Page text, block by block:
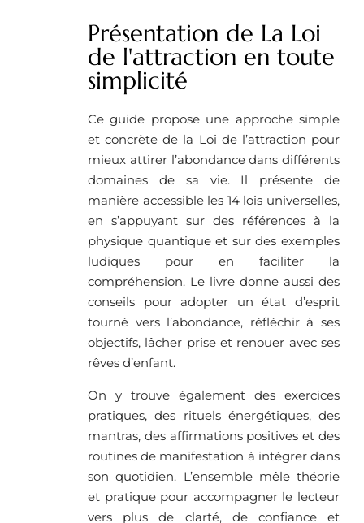
Présentation de La Loi
de l'attraction en toute
simplicité
Ce guide propose une approche simple
et concrète de la Loi de l’attraction pour
mieux attirer l’abondance dans différents
domaines de sa vie. Il présente de
manière accessible les 14 lois universelles,
en s’appuyant sur des références à la
physique quantique et sur des exemples
ludiques pour en faciliter la
compréhension. Le livre donne aussi des
conseils pour adopter un état d’esprit
tourné vers l’abondance, réfléchir à ses
objectifs, lâcher prise et renouer avec ses
rêves d’enfant.
On y trouve également des exercices
pratiques, des rituels énergétiques, des
mantras, des affirmations positives et des
routines de manifestation à intégrer dans
son quotidien. L’ensemble mêle théorie
et pratique pour accompagner le lecteur
vers plus de clarté, de confiance et